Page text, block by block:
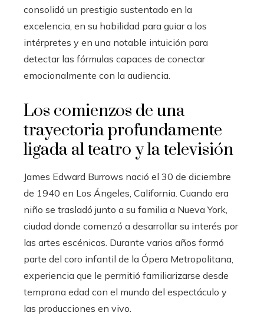
consolidó un prestigio sustentado en la
excelencia, en su habilidad para guiar a los
intérpretes y en una notable intuición para
detectar las fórmulas capaces de conectar
emocionalmente con la audiencia.
Los comienzos de una
trayectoria profundamente
ligada al teatro y la televisión
James Edward Burrows nació el 30 de diciembre
de 1940 en Los Ángeles, California. Cuando era
niño se trasladó junto a su familia a Nueva York,
ciudad donde comenzó a desarrollar su interés por
las artes escénicas. Durante varios años formó
parte del coro infantil de la Ópera Metropolitana,
experiencia que le permitió familiarizarse desde
temprana edad con el mundo del espectáculo y
las producciones en vivo.